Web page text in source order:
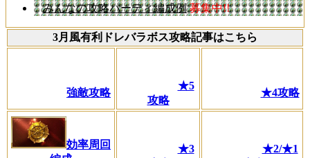
みんなの攻略パーティ編成例 募集中!!
3月風有利ドレバラボス攻略記事はこちら
強敵攻略
★5
攻略
★4攻略
効率周回
★3
★2/★1